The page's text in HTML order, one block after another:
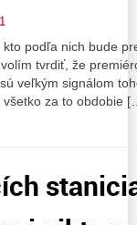
podľa nich bude
tvrdiť, že
veľkým signálom
všetko za to obdobie